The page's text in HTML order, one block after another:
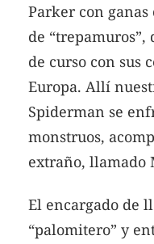
Parker con ganas
de
de curso con sus
Europa. Allí
Spiderman se
monstruos,
extraño, llamado
El encargado de
“palomitero” y